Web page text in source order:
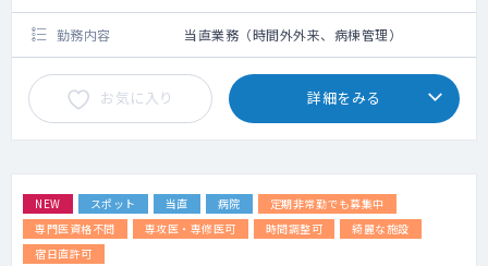
勤務内容 当直業務（時間外外来、病棟管理）
お気に入り 詳細をみる
NEW スポット 当直 病院
定期非常勤でも募集中
専門医資格不問
専攻医・専修医可 時間調整可
綺麗な施設
宿日直許可